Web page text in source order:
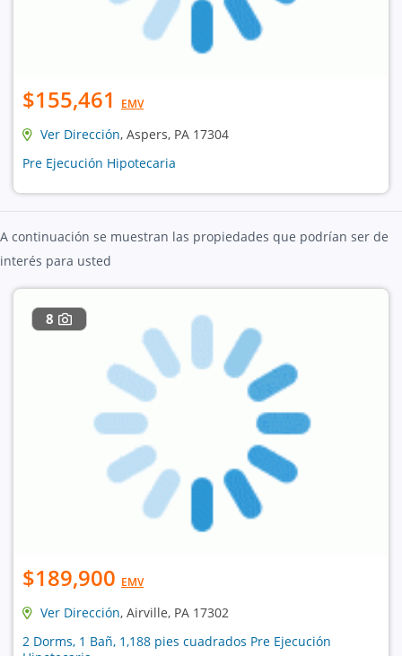
$155,461 EMV
Ver Dirección, Aspers, PA 17304
Pre Ejecución Hipotecaria
A continuación se muestran las propiedades que podrían ser de
interés para usted
8
$189,900 EMV
Ver Dirección, Airville, PA 17302
2 Dorms, 1 Bañ, 1,188 pies cuadrados Pre Ejecución